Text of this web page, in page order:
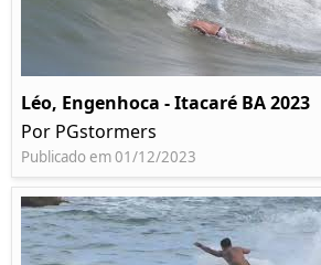
Léo, Engenhoca - Itacaré BA 2023
Por PGstormers
Publicado em 01/12/2023